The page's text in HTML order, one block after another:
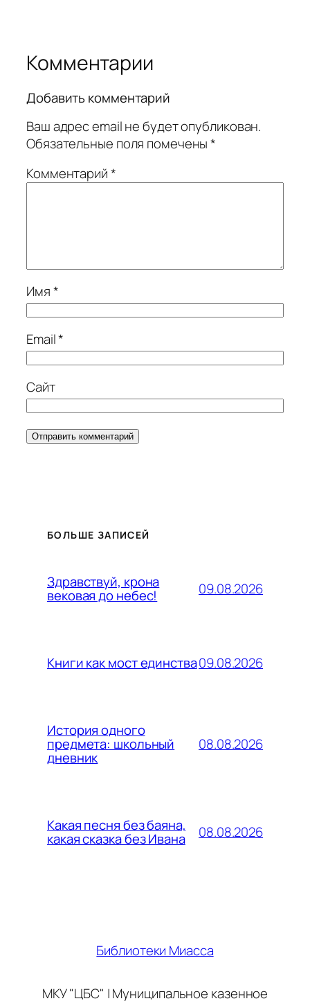
Комментарии
Добавить комментарий
Ваш адрес email не будет опубликован.
Обязательные поля помечены*
Комментарий*
Имя*
Email*
Сайт
БОЛЬШЕ ЗАПИСЕЙ
Здравствуй, крона
вековая до небес! 09.08.2026
Книги как мост единства09.08.2026
История одного
предмета: школьный
дневник
08.08.2026
Какая песня без баяна,
какая сказка без Ивана 08.08.2026
Библиотеки Миасса
МКУ "ЦБС" | Муниципальное казенное